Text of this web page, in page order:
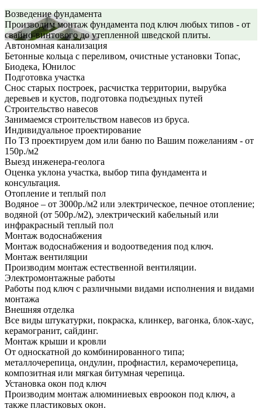
Возведение фундамента
Производим монтаж фундамента под ключ любых типов - от
свайно-винтового до утепленной шведской плиты.
Автономная канализация
Бетонные кольца с переливом, очистные установки Топас,
Биодека, Юнилос
Подготовка участка
Снос старых построек, расчистка территории, вырубка
деревьев и кустов, подготовка подъездных путей
Строительство навесов
Занимаемся строительством навесов из бруса.
Индивидуальное проектирование
По ТЗ проектируем дом или баню по Вашим пожеланиям - от
150р./м2
Выезд инженера-геолога
Оценка уклона участка, выбор типа фундамента и
консультация.
Отопление и теплый пол
Водяное – от 3000р./м2 или электрическое, печное отопление;
водяной (от 500р./м2), электрический кабельный или
инфракрасный теплый пол
Монтаж водоснабжения
Монтаж водоснабжения и водоотведения под ключ.
Монтаж вентиляции
Производим монтаж естественной вентиляции.
Электромонтажные работы
Работы под ключ с различными видами исполнения и видами
монтажа
Внешняя отделка
Все виды штукатурки, покраска, клинкер, вагонка, блок-хаус,
керамогранит, сайдинг.
Монтаж крыши и кровли
От односкатной до комбинированного типа;
металлочерепица, ондулин, профнастил, керамочерепица,
композитная или мягкая битумная черепица.
Установка окон под ключ
Производим монтаж алюминиевых евроокон под ключ, а
также пластиковых окон.